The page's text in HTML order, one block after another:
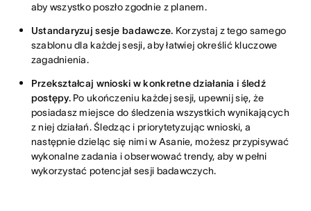
aby wszystko poszło zgodnie z planem.
Ustandaryzuj sesje badawcze. Korzystaj z tego samego
szablonu dla każdej sesji, aby łatwiej określić kluczowe
zagadnienia.
Przekształcaj wnioski w konkretne działania i śledź
postępy.Po ukończeniu każdej sesji, upewnij się, że
posiadasz miejsce do śledzenia wszystkich wynikających
z niej działań. Śledząc i priorytetyzując wnioski, a
następnie dzieląc się nimi w Asanie, możesz przypisywać
wykonalne zadania i obserwować trendy, aby w pełni
wykorzystać potencjał sesji badawczych.